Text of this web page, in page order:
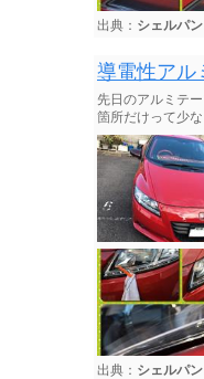
出典： シェルパン
導電性アル
先日のアルミテ
箇所だけって少
出典： シェルパン